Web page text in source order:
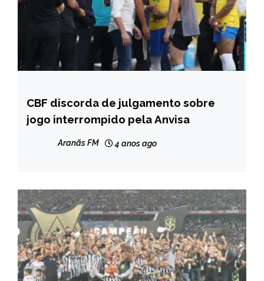
ESPORTES
CBF discorda de julgamento sobre
jogo interrompido pela Anvisa
Aranãs FM 4 anos ago